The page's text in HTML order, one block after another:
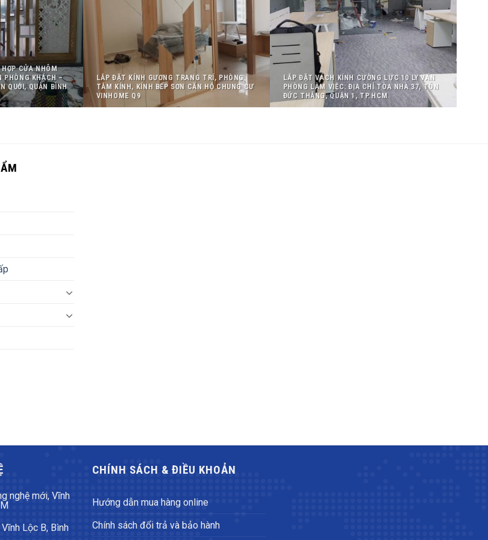
CỬA NHÔM
PHÒNG KHÁCH –
QUỚI, QUẬN BÌNH
LẮP ĐẶT KÍNH GƯƠNG TRANG TRÍ, PHÒNG
TẮM KÍNH, KÍNH BẾP SƠN CĂN HỘ CHUNG CƯ
VINHOME Q9
LẮP ĐẶT VÁCH KÍNH CƯỜNG LỰC 10 LY VĂN
PHÒNG LÀM VIỆC: ĐỊA CHỈ TÒA NHÀ 37, TÔN
ĐỨC THẮNG, QUẬN 1, TP.HCM
nghệ mới, Vĩnh
Lộc B, Bình
CHÍNH SÁCH & ĐIỀU KHOẢN
Hướng dẫn mua hàng online
Chính sách đổi trả và bảo hành